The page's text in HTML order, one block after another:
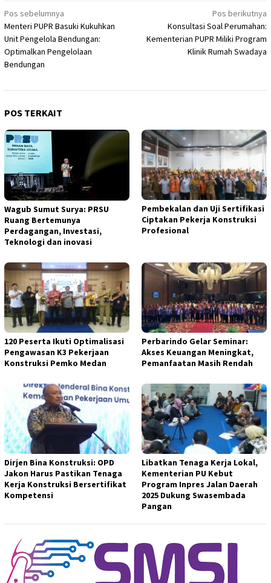
Navigasi
pos
Pos sebelumnya
Menteri PUPR Basuki Kukuhkan
Unit Pengelola Bendungan:
Optimalkan Pengelolaan
Bendungan
Pos berikutnya
Konsultasi Soal Perumahan:
Kementerian PUPR Miliki Program
Klinik Rumah Swadaya
POS TERKAIT
Wagub Sumut Surya: PRSU
Ruang Bertemunya
Perdagangan, Investasi,
Teknologi dan inovasi
Pembekalan dan Uji Sertifikasi
Ciptakan Pekerja Konstruksi
Profesional
120 Peserta Ikuti Optimalisasi
Pengawasan K3 Pekerjaan
Konstruksi Pemko Medan
Perbarindo Gelar Seminar:
Akses Keuangan Meningkat,
Pemanfaatan Masih Rendah
Dirjen Bina Konstruksi: OPD
Jakon Harus Pastikan Tenaga
Kerja Konstruksi Bersertifikat
Kompetensi
Libatkan Tenaga Kerja Lokal,
Kementerian PU Kebut
Program Inpres Jalan Daerah
2025 Dukung Swasembada
Pangan